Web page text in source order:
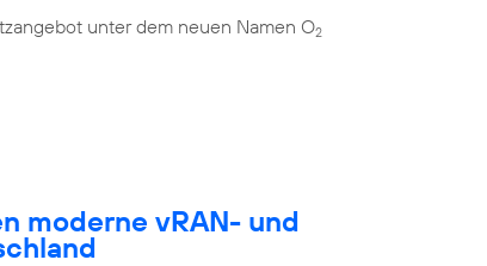
unter dem neuen Namen O2
moderne vRAN- und